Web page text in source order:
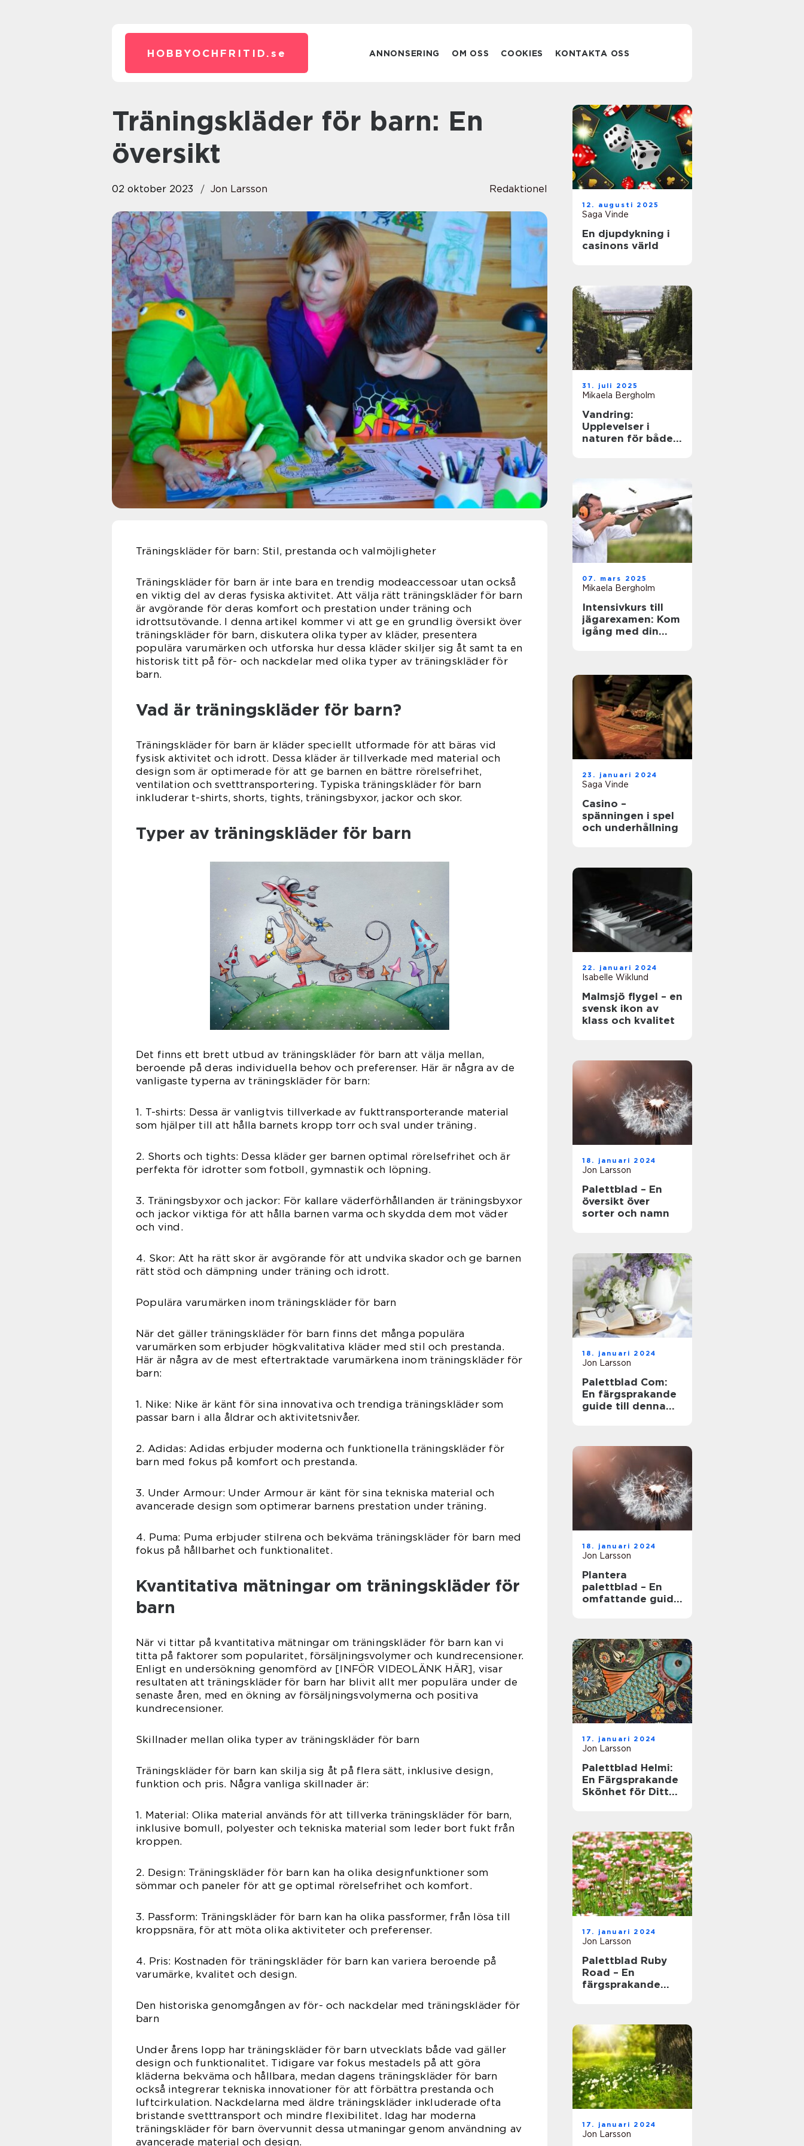
HOBBYOCHFRITID. se ANNONSERING OM OSS COOKIES KONTAKTA OSS
Träningskläder för barn: En
översikt
02 oktober 2023 Jon Larsson Redaktionel
Träningskläder för barn: Stil, prestanda och valmöjligheter
Träningskläder för barn är inte bara en trendig modeaccessoar utan också
en viktig del av deras fysiska aktivitet. Att välja rätt träningskläder för barn
är avgörande för deras komfort och prestation under träning och
idrottsutövande. I denna artikel kommer vi att ge en grundlig översikt över
träningskläder för barn, diskutera olika typer av kläder, presentera
populära varumärken och utforska hur dessa kläder skiljer sig åt samt ta en
historisk titt på för- och nackdelar med olika typer av träningskläder för
barn.
Vad är träningskläder för barn?
Träningskläder för barn är kläder speciellt utformade för att bäras vid
fysisk aktivitet och idrott. Dessa kläder är tillverkade med material och
design som är optimerade för att ge barnen en bättre rörelsefrihet,
ventilation och svetttransportering. Typiska träningskläder för barn
inkluderar t-shirts, shorts, tights, träningsbyxor, jackor och skor.
Typer av träningskläder för barn
Det finns ett brett utbud av träningskläder för barn att välja mellan,
beroende på deras individuella behov och preferenser. Här är några av de
vanligaste typerna av träningskläder för barn:
1. T-shirts: Dessa är vanligtvis tillverkade av fukttransporterande material
som hjälper till att hålla barnets kropp torr och sval under träning.
2. Shorts och tights: Dessa kläder ger barnen optimal rörelsefrihet och är
perfekta för idrotter som fotboll, gymnastik och löpning.
3. Träningsbyxor och jackor: För kallare väderförhållanden är träningsbyxor
och jackor viktiga för att hålla barnen varma och skydda dem mot väder
och vind.
4. Skor: Att ha rätt skor är avgörande för att undvika skador och ge barnen
rätt stöd och dämpning under träning och idrott.
Populära varumärken inom träningskläder för barn
När det gäller träningskläder för barn finns det många populära
varumärken som erbjuder högkvalitativa kläder med stil och prestanda.
Här är några av de mest eftertraktade varumärkena inom träningskläder för
barn:
1. Nike: Nike är känt för sina innovativa och trendiga träningskläder som
passar barn i alla åldrar och aktivitetsnivåer.
2. Adidas: Adidas erbjuder moderna och funktionella träningskläder för
barn med fokus på komfort och prestanda.
3. Under Armour: Under Armour är känt för sina tekniska material och
avancerade design som optimerar barnens prestation under träning.
4. Puma: Puma erbjuder stilrena och bekväma träningskläder för barn med
fokus på hållbarhet och funktionalitet.
Kvantitativa mätningar om träningskläder för
barn
När vi tittar på kvantitativa mätningar om träningskläder för barn kan vi
titta på faktorer som popularitet, försäljningsvolymer och kundrecensioner.
Enligt en undersökning genomförd av [INFÖR VIDEOLÄNK HÄR], visar
resultaten att träningskläder för barn har blivit allt mer populära under de
senaste åren, med en ökning av försäljningsvolymerna och positiva
kundrecensioner.
Skillnader mellan olika typer av träningskläder för barn
Träningskläder för barn kan skilja sig åt på flera sätt, inklusive design,
funktion och pris. Några vanliga skillnader är:
1. Material: Olika material används för att tillverka träningskläder för barn,
inklusive bomull, polyester och tekniska material som leder bort fukt från
kroppen.
2. Design: Träningskläder för barn kan ha olika designfunktioner som
sömmar och paneler för att ge optimal rörelsefrihet och komfort.
3. Passform: Träningskläder för barn kan ha olika passformer, från lösa till
kroppsnära, för att möta olika aktiviteter och preferenser.
4. Pris: Kostnaden för träningskläder för barn kan variera beroende på
varumärke, kvalitet och design.
Den historiska genomgången av för- och nackdelar med träningskläder för
barn
Under årens lopp har träningskläder för barn utvecklats både vad gäller
design och funktionalitet. Tidigare var fokus mestadels på att göra
kläderna bekväma och hållbara, medan dagens träningskläder för barn
också integrerar tekniska innovationer för att förbättra prestanda och
luftcirkulation. Nackdelarna med äldre träningskläder inkluderade ofta
bristande svetttransport och mindre flexibilitet. Idag har moderna
träningskläder för barn övervunnit dessa utmaningar genom användning av
avancerade material och design.
12. augusti 2025
Saga Vinde
En djupdykning i
casinons värld
31. juli 2025
Mikaela Bergholm
Vandring:
Upplevelser i
naturen för både
07. mars 2025
Mikaela Bergholm
Intensivkurs till
jägarexamen: Kom
igång med din
23. januari 2024
Saga Vinde
Casino –
spänningen i spel
och underhållning
22. januari 2024
Isabelle Wiklund
Malmsjö flygel – en
svensk ikon av
klass och kvalitet
18. januari 2024
Jon Larsson
Palettblad – En
översikt över
sorter och namn
18. januari 2024
Jon Larsson
Palettblad Com:
En färgsprakande
guide till denna
18. januari 2024
Jon Larsson
Plantera
palettblad – En
omfattande guide
17. januari 2024
Jon Larsson
Palettblad Helmi:
En Färgsprakande
Skönhet för Ditt
17. januari 2024
Jon Larsson
Palettblad Ruby
Road – En
färgsprakande
17. januari 2024
Jon Larsson